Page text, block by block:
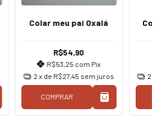
Colar meu pai Oxalá
R$54,90
R$53,25 com Pix
2x de R$27,45 sem juros
COMPRAR
2